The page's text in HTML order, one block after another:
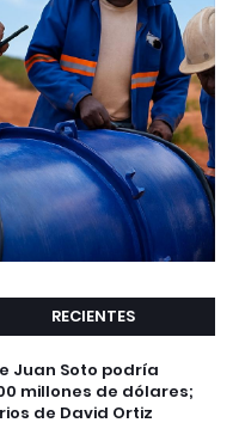
RECIENTES
Juan Soto podría
millones de dólares;
de David Ortiz